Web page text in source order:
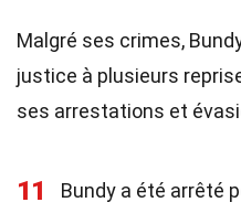
Malgré ses crimes,
justice à plusieurs
ses arrestations et
11
Bundy a été arrêté